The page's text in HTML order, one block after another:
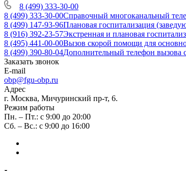
8 (499) 333-30-00
8 (499) 333-30-00Справочный многоканальный
8 (499) 147-93-96Плановая госпитализация
8 (916) 392-23-57Экстренная и плановая
8 (495) 441-00-00Вызов скорой помощи для
8 (499) 390-80-04Дополнительный телефон вызова
Заказать звонок
E-mail
obp@fgu-obp.ru
Адрес
г. Москва, Мичуринский пр-т, 6.
Режим работы
Пн. – Пт.: с 9:00 до 20:00
Сб. – Вс.: с 9:00 до 16:00